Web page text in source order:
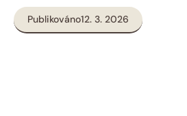
Publikováno12. 3. 2026